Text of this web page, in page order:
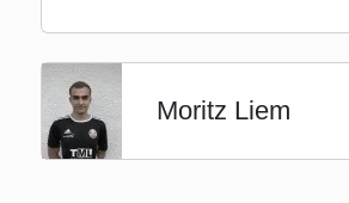
Moritz Liem